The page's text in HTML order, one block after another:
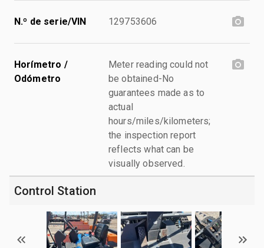
N.º de serie/VIN 129753606
Horímetro /
Odómetro
Meter reading could not
be obtained-No
guarantees made as to
actual
hours/miles/kilometers;
the inspection report
reflects what can be
visually observed.
Control Station